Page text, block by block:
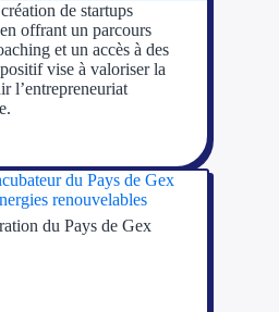
Aides Urssaf
Prêts publics
de startups
offrant un parcours
et un accès à des
vise à valoriser la
l’entrepreneuriat
du Pays de Gex
renouvelables
du Pays de Gex